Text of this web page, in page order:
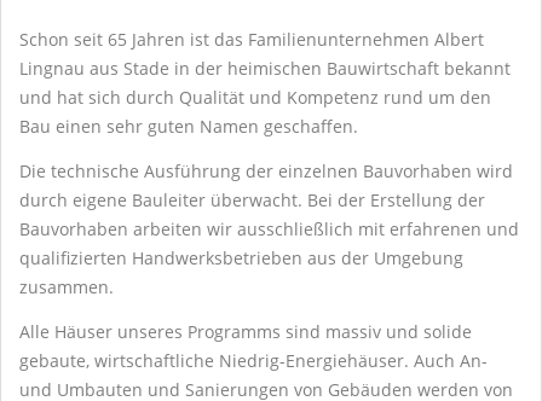
Schon seit 65 Jahren ist das Familienunternehmen Albert
Lingnau aus Stade in der heimischen Bauwirtschaft bekannt
und hat sich durch Qualität und Kompetenz rund um den
Bau einen sehr guten Namen geschaffen.
Die technische Ausführung der einzelnen Bauvorhaben wird
durch eigene Bauleiter überwacht. Bei der Erstellung der
Bauvorhaben arbeiten wir ausschließlich mit erfahrenen und
qualifizierten Handwerksbetrieben aus der Umgebung
zusammen.
Alle Häuser unseres Programms sind massiv und solide
gebaute, wirtschaftliche Niedrig-Energiehäuser. Auch An-
und Umbauten und Sanierungen von Gebäuden werden von